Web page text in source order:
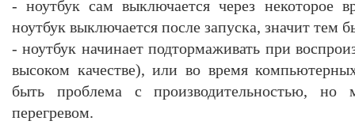
- ноутбук сам выключается через некоторое
ноутбук выключается после запуска, значит тем
- ноутбук начинает подтормаживать при
высоком качестве), или во время
быть проблема с производительностью,
перегревом.